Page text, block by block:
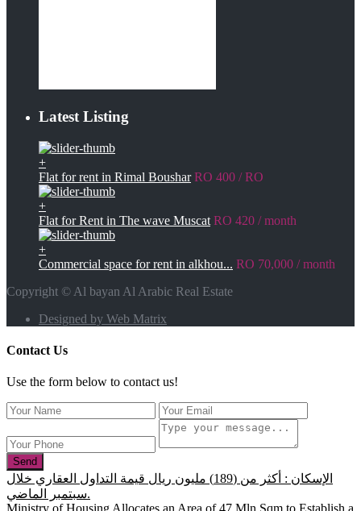
Latest Listing
+
Flat for rent in Rimal Boushar RO 400 / RO
+
Flat for Rent in The wave Muscat RO 420 / month
+
Commercial space for rent in alkhou... RO 70,000 / month
Copyright © Al bayan Al Arabic Real Estate
Designed by Web Matrix
Contact Us
Use the form below to contact us!
Send
الإسكان : أكثر من (189) مليون ريال قيمة التداول العقاري خلال
سبتمبر الماضي.